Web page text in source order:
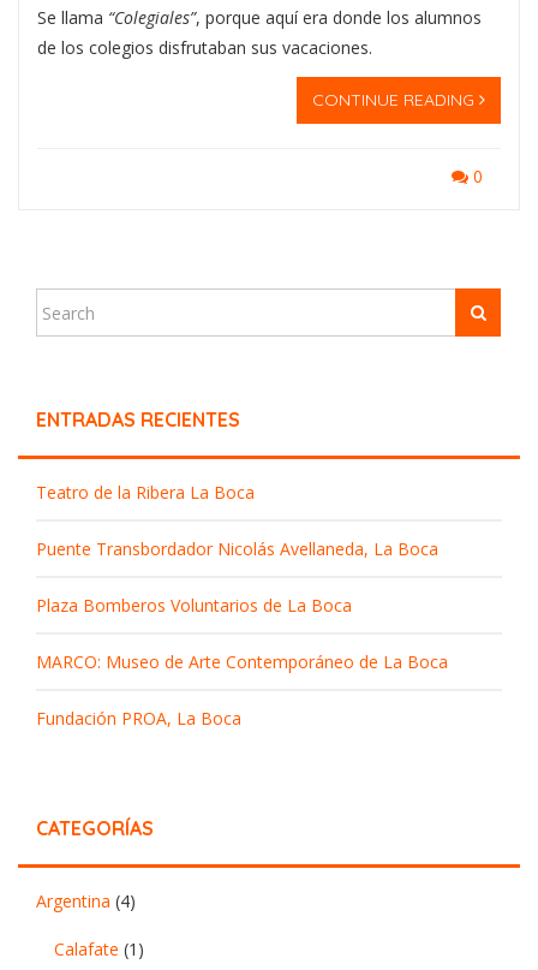
Se llama “Colegiales”, porque aquí era donde los alumnos
de los colegios disfrutaban sus vacaciones.
CONTINUE READING
0
ENTRADAS RECIENTES
Teatro de la Ribera La Boca
Puente Transbordador Nicolás Avellaneda, La Boca
Plaza Bomberos Voluntarios de La Boca
MARCO: Museo de Arte Contemporáneo de La Boca
Fundación PROA, La Boca
CATEGORÍAS
Argentina (4)
Calafate (1)